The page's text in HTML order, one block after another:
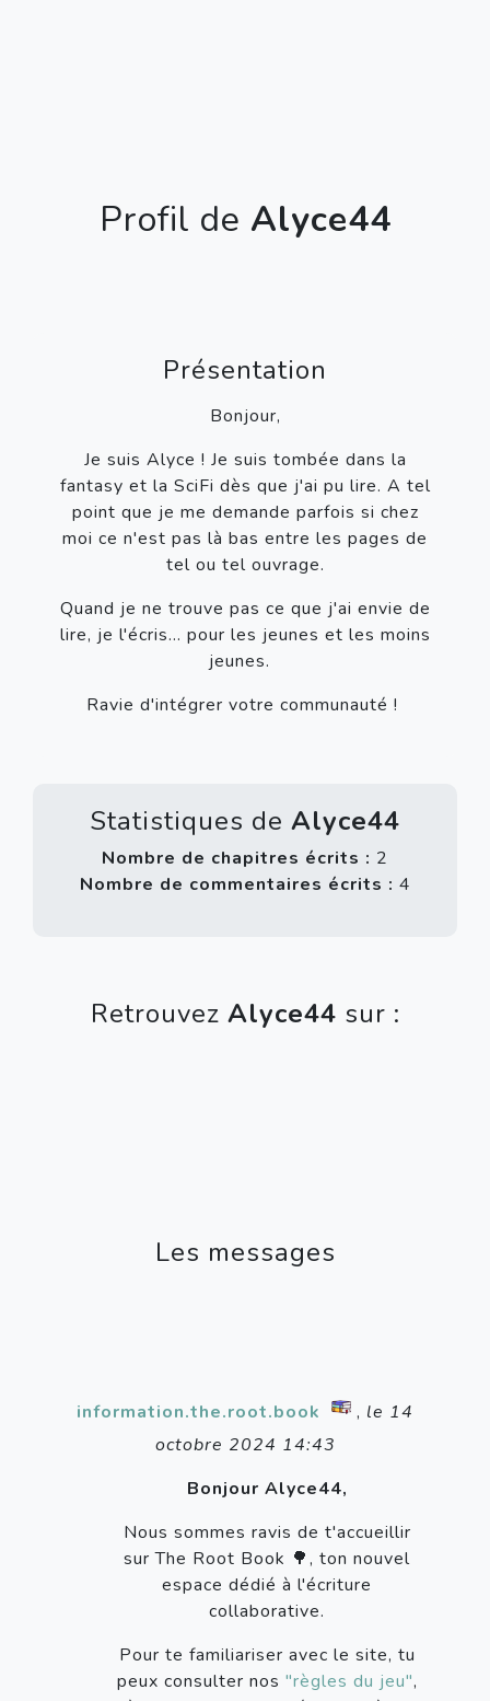
Profil de Alyce44
Présentation
Bonjour,
Je suis Alyce ! Je suis tombée dans la
fantasy et la SciFi dès que j'ai pu lire. A tel
point que je me demande parfois si chez
moi ce n'est pas là bas entre les pages de
tel ou tel ouvrage.
Quand je ne trouve pas ce que j'ai envie de
lire, je l'écris… pour les jeunes et les moins
jeunes.
Ravie d'intégrer votre communauté !
Statistiques de Alyce44
Nombre de chapitres écrits : 2
Nombre de commentaires écrits : 4
Retrouvez Alyce44 sur :
Les messages
information.the.root.book , le 14
octobre 2024 14:43
Bonjour Alyce44,
Nous sommes ravis de t'accueillir
sur The Root Book 🌳, ton nouvel
espace dédié à l'écriture
collaborative.
Pour te familiariser avec le site, tu
peux consulter nos "règles du jeu",